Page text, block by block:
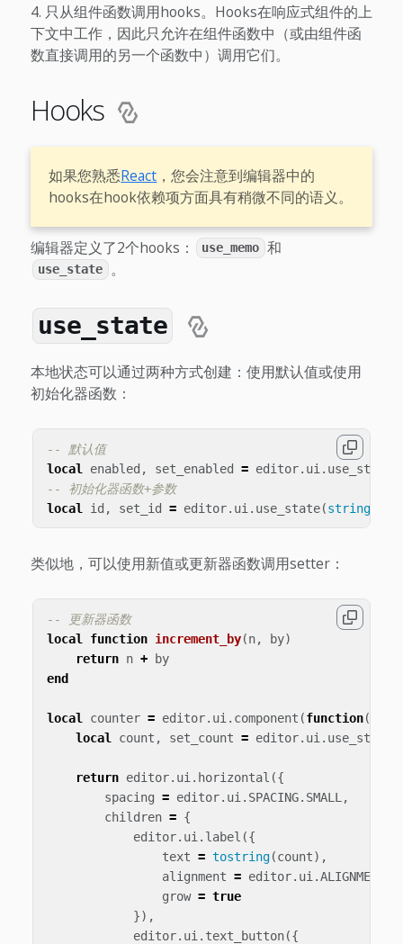
只从组件函数调用hooks。Hooks在响应式组件的上
下文中工作，因此只允许在组件函数中（或由组件函
数直接调用的另一个函数中）调用它们。
Hooks
如果您熟悉React ，您会注意到编辑器中的
hooks在hook依赖项方面具有稍微不同的语义。
编辑器定义了2个hooks： use_memo 和
use_state 。
use_state
本地状态可以通过两种方式创建：使用默认值或使用
初始化器函数：
-- 默认值
local
enabled , set_enabled = editor. ui . use_state
-- 初始化器函数+参数
local
id , set_id = editor. ui . use_state(
类似地，可以使用新值或更新器函数调用setter：
-- 更新器函数
local
function increment_by(n, by)
return n +
by
end
local counter = editor. ui . component (function(
local
count , set_count = editor. ui . use_state
return editor. ui . horizontal ({
spacing = editor. ui . SPACING. SMALL ,
children = {
editor. ui . label ({
text = tostring(count),
alignment = editor. ui .ALIGNMENT
grow = true
}),
editor. ui . text_button({